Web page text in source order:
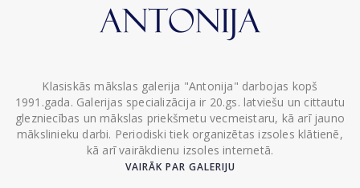
Klasiskās mākslas galerija "Antonija" darbojas kopš
1991.gada. Galerijas specializācija ir 20.gs. latviešu un cittautu
glezniecības un mākslas priekšmetu vecmeistaru, kā arī jauno
mākslinieku darbi. Periodiski tiek organizētas izsoles klātienē,
kā arī vairākdienu izsoles internetā.
VAIRĀK PAR GALERIJU